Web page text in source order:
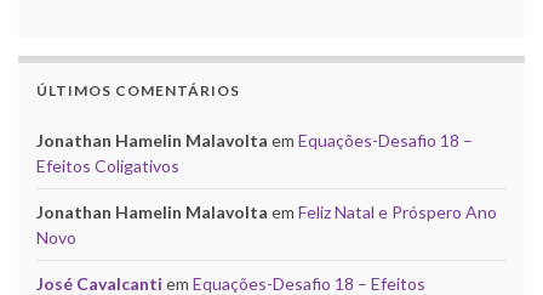
ÚLTIMOS COMENTÁRIOS
Jonathan Hamelin Malavolta em Equações-Desafio 18 –
Efeitos Coligativos
Jonathan Hamelin Malavolta em Feliz Natal e Próspero Ano
Novo
José Cavalcanti em Equações-Desafio 18 – Efeitos